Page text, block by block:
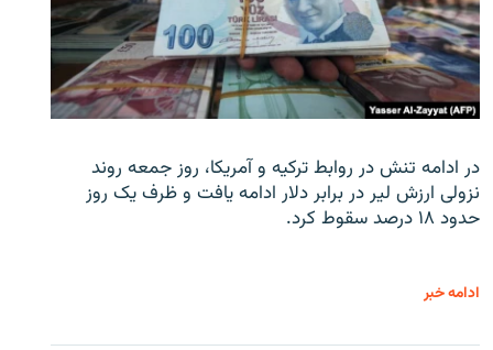
در ادامه تنش در روابط ترکیه و آمریکا، روز جمعه روند
نزولی ارزش لیر در برابر دلار ادامه یافت و ظرف یک روز
حدود ۱۸ درصد سقوط کرد.
ادامه خبر